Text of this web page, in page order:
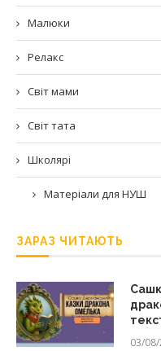
Малюки
Релакс
Світ мами
Світ тата
Школярі
Матеріали для НУШ
ЗАРАЗ ЧИТАЮТЬ
03/